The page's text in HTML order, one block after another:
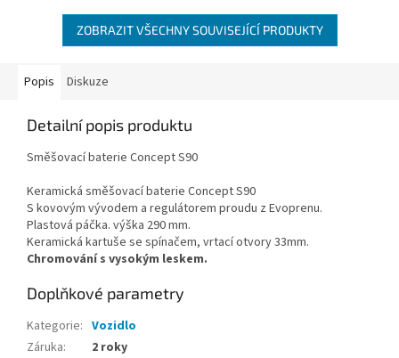
ZOBRAZIT VŠECHNY SOUVISEJÍCÍ PRODUKTY
Popis Diskuze
Detailní popis produktu
Směšovací baterie Concept S90
Keramická směšovací baterie Concept S90
S kovovým vývodem a regulátorem proudu z Evoprenu.
Plastová páčka. výška 290 mm.
Keramická kartuše se spínačem, vrtací otvory 33mm.
Chromování s vysokým leskem.
Doplňkové parametry
Kategorie: Vozidlo
Záruka:
2 roky